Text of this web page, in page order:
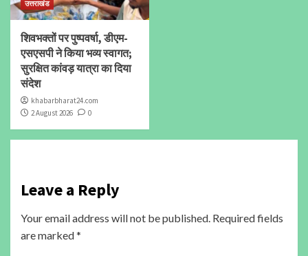
उत्तराखंड
शिवभक्तों पर पुष्पवर्षा, डीएम-
एसएसपी ने किया भव्य स्वागत;
सुरक्षित कांवड़ यात्रा का दिया
संदेश
khabarbharat24.com
2 August 2026
0
Leave a Reply
Your email address will not be published. Required fields
are marked*